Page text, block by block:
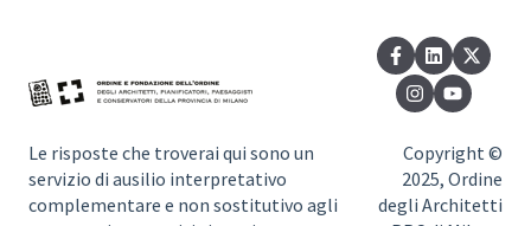
Vincoli paesaggistici
Le risposte che troverai qui sono un
servizio di ausilio interpretativo
complementare e non sostitutivo agli
Copyright ©
2025, Ordine
degli Architetti